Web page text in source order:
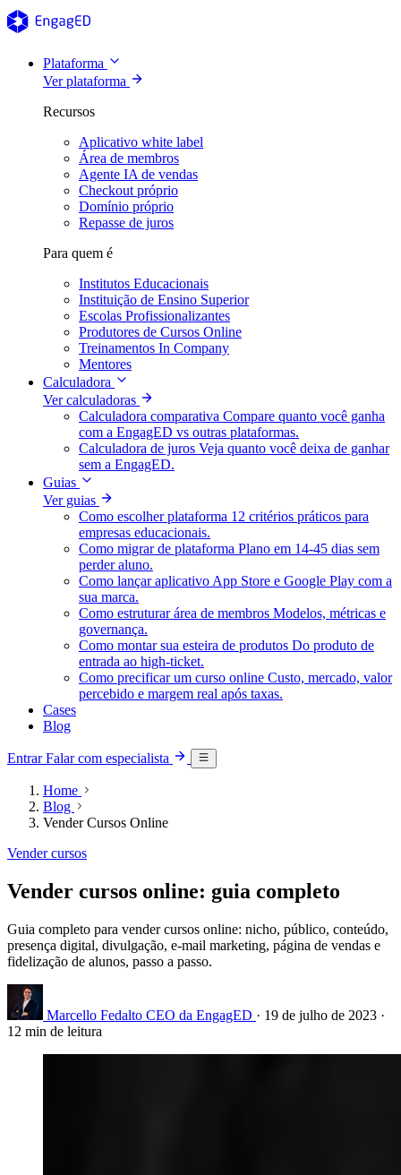
Plataforma
Ver plataforma
Recursos
Aplicativo white label
Área de membros
Agente IA de vendas
Checkout próprio
Domínio próprio
Repasse de juros
Para quem é
Institutos Educacionais
Instituição de Ensino Superior
Escolas Profissionalizantes
Produtores de Cursos Online
Treinamentos In Company
Mentores
Calculadora
Ver calculadoras
Calculadora comparativa Compare quanto você ganha
com a EngagED vs outras plataformas.
Calculadora de juros Veja quanto você deixa de ganhar
sem a EngagED.
Guias
Ver guias
Como escolher plataforma 12 critérios práticos para
empresas educacionais.
Como migrar de plataforma Plano em 14-45 dias sem
perder aluno.
Como lançar aplicativo App Store e Google Play com a
sua marca.
Como estruturar área de membros Modelos, métricas e
governança.
Como montar sua esteira de produtos Do produto de
entrada ao high-ticket.
Como precificar um curso online Custo, mercado, valor
percebido e margem real após taxas.
Cases
Blog
EntrarFalar com especialista
Home
Blog
Vender Cursos Online
Vender cursos
Vender cursos online: guia completo
Guia completo para vender cursos online: nicho, público, conteúdo,
presença digital, divulgação, e-mail marketing, página de vendas e
fidelização de alunos, passo a passo.
Marcello Fedalto CEO da EngagED · 19 de julho de 2023 ·
12 min de leitura